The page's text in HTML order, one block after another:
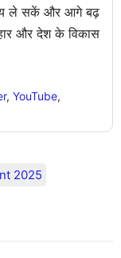
ले सकें और आगे बढ़
और देश के विकास
, YouTube,
2025